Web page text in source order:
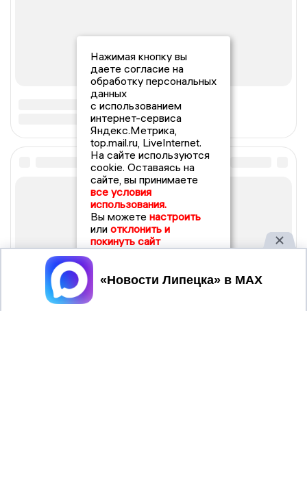
Нажимая кнопку вы
даете согласие на
обработку персональных
данных
с использованием
интернет-сервиса
Яндекс.Метрика,
top.mail.ru, LiveInternet.
На сайте используются
cookie. Оставаясь на
сайте, вы принимаете
все условия
использования.
Вы можете настроить
или отклонить и
покинуть сайт
Принять